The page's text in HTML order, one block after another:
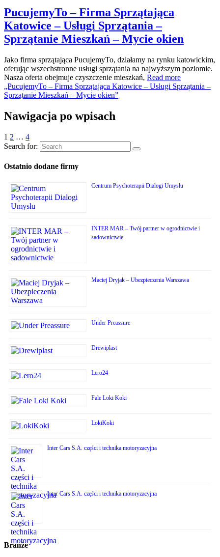
PucujemyTo – Firma Sprzątająca
Katowice – Usługi Sprzątania –
Sprzątanie Mieszkań – Mycie okien
Jako firma sprzątająca PucujemyTo, działamy na rynku katowickim,
oferując wszechstronne usługi sprzątania na najwyższym poziomie.
Nasza oferta obejmuje czyszczenie mieszkań, Read more
„PucujemyTo – Firma Sprzątająca Katowice – Usługi Sprzątania –
Sprzątanie Mieszkań – Mycie okien”
Nawigacja po wpisach
1 2 … 4
Search for:
Ostatnio dodane firmy
Centrum Psychoterapii Dialogi Umysłu
INTER MAR – Twój partner w ogrodnictwie i
sadownictwie
Maciej Dryjak – Ubezpieczenia Warszawa
Under Preassure
Drewiplast
Lero24
Fale Loki Koki
LokiKoki
Inter Cars S.A. części i technika motoryzacyjna
Inter Cars S.A. części i technika motoryzacyjna
Branże